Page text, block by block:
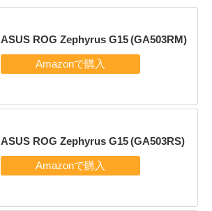
ASUS ROG Zephyrus G15 (GA503RM)
ASUS ROG Zephyrus G15 (GA503RS)